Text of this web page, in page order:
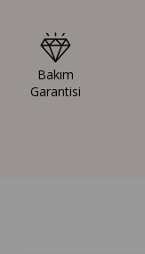
Bakım
Garantisi